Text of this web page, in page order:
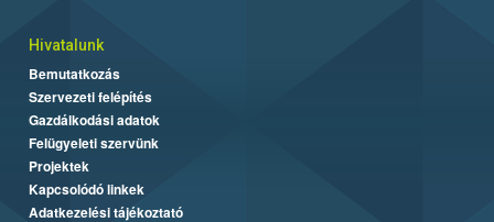
Hivatalunk
Bemutatkozás
Szervezeti felépítés
Gazdálkodási adatok
Felügyeleti szervünk
Projektek
Kapcsolódó linkek
Adatkezelési tájékoztató